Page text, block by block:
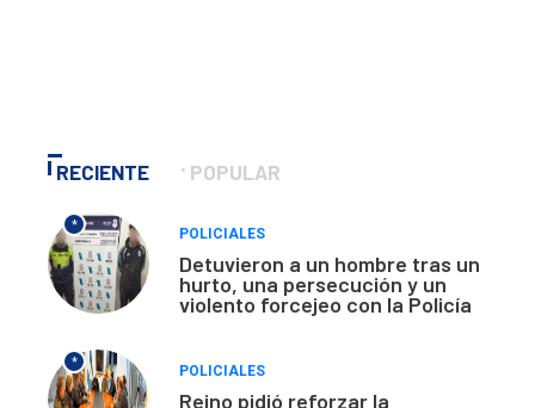
RECIENTE POPULAR
*
POLICIALES
Detuvieron a un hombre tras un
hurto, una persecución y un
violento forcejeo con la Policía
*
POLICIALES
Reino pidió reforzar la